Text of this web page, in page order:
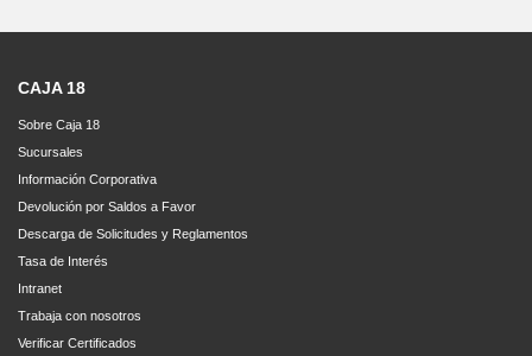
CAJA 18
Sobre Caja 18
Sucursales
Información Corporativa
Devolución por Saldos a Favor
Descarga de Solicitudes y Reglamentos
Tasa de Interés
Intranet
Trabaja con nosotros
Verificar Certificados